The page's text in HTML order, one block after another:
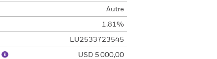
Autre
1,81%
LU2533723545
USD 5 000,00